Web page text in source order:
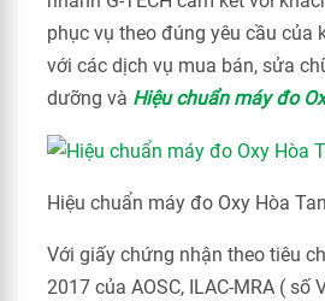
phục vụ theo đúng yêu cầu của
với các dịch vụ mua bán, sửa
dưỡng và Hiệu chuẩn máy đo
Hiệu chuẩn máy đo Oxy Hòa
Với giấy chứng nhận theo tiêu
2017 của AOSC, ILAC-MRA ( số